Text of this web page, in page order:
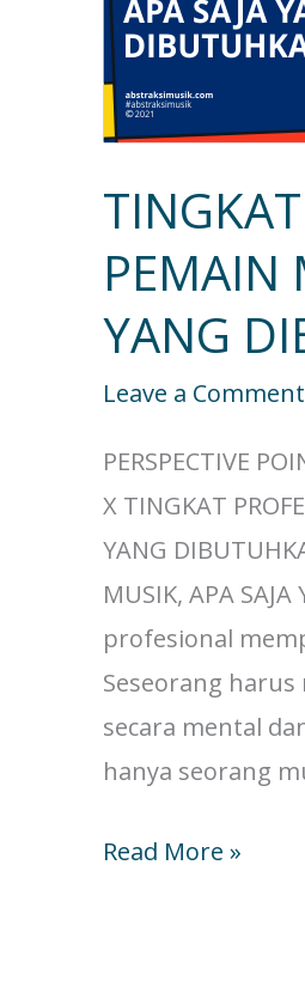
PEMAIN
YANG
Leave a Comment
PERSPECTIVE
X TINGKAT
YANG
MUSIK, APA
profesional
Seseorang
secara mental
hanya seorang
SAJA
YANG
DIBUTUHKAN
Read More »